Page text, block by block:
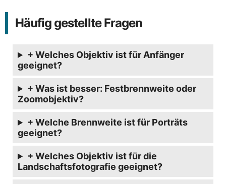
Häufig gestellte Fragen
+ Welches Objektiv ist für Anfänger
geeignet?
+ Was ist besser: Festbrennweite oder
Zoomobjektiv?
+ Welche Brennweite ist für Porträts
geeignet?
+ Welches Objektiv ist für die
Landschaftsfotografie geeignet?